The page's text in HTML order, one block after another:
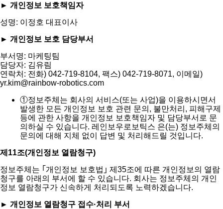
► 개인정보 보호책임자
성명: 이정호 대표이사
► 개인정보 보호 담당부서
부서명: 마케팅팀
담당자: 김유림
연락처: 전화) 042-719-8104, 팩스) 042-719-8071, 이메일)
yr.kim@rainbow-robotics.com
①정보주체는 회사의 서비스(또는 사업)을 이용하시면서
발생한 모든 개인정보 보호 관련 문의, 불만처리, 피해구제
등에 관한 사항을 개인정보 보호책임자 및 담당부서로 문
의하실 수 있습니다. 레인보우로보틱스 은(는) 정보주체의
문의에 대해 지체 없이 답변 및 처리해드릴 것입니다.
제11조(개인정보 열람청구)
정보주체는 ｢개인정보 보호법｣ 제35조에 따른 개인정보의 열람
청구를 아래의 부서에 할 수 있습니다. 회사는 정보주체의 개인
정보 열람청구가 신속하게 처리되도록 노력하겠습니다.
► 개인정보 열람청구 접수·처리 부서